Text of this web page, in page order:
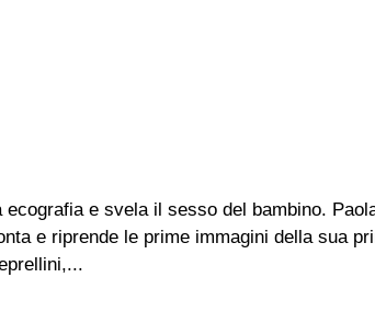
ecografia e svela il sesso del bambino.
e riprende le prime immagini della sua